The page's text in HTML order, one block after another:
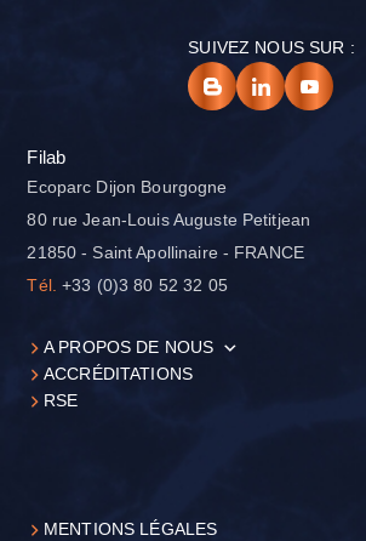
SUIVEZ NOUS SUR :
Filab
Ecoparc Dijon Bourgogne
80 rue Jean-Louis Auguste Petitjean
21850 - Saint Apollinaire - FRANCE
Tél.
+33 (0)3 80 52 32 05
A PROPOS DE NOUS
ACCRÉDITATIONS
RSE
MENTIONS LÉGALES